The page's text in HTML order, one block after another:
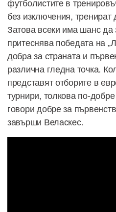
футболистите в
без изключения, тренират
Затова всеки има шанс
притеснява победата на
добра за страната и
различна гледна точка.
представят отборите в
турнири, толкова по-
говори добре за
завърши Веласкес.